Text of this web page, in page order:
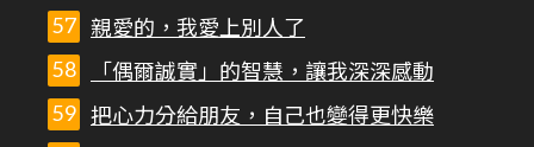
親愛的，我愛上別人了
「偶爾誠實」的智慧，讓我深深感動
把心力分給朋友，自己也變得更快樂